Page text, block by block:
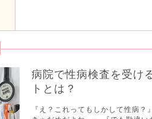
病院で性病検査を受け
トとは？
『え？これってもしかして性病